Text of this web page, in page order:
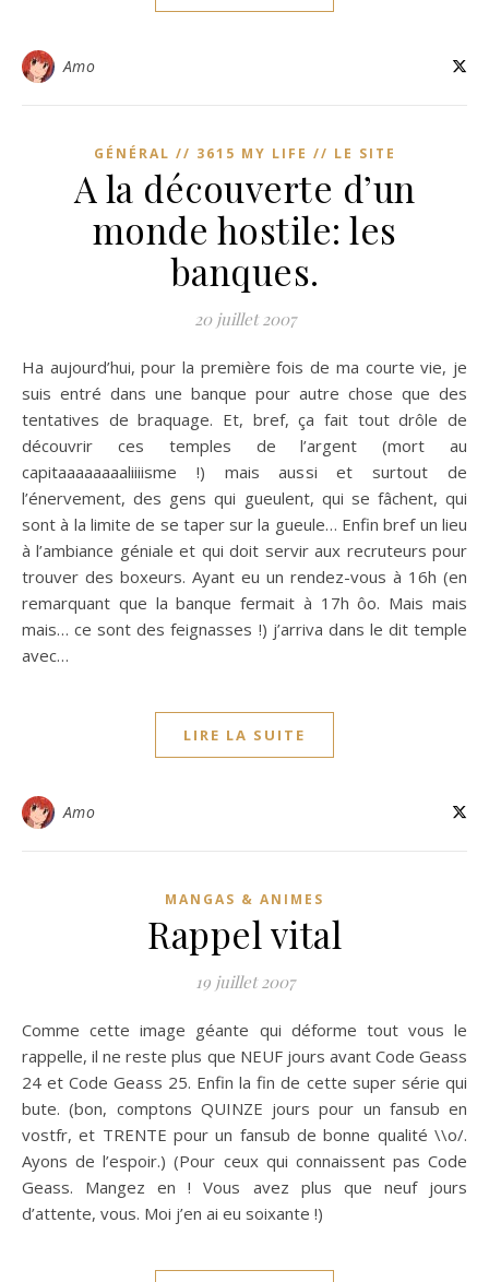
Amo
GÉNÉRAL // 3615 MY LIFE // LE SITE
A la découverte d’un
monde hostile: les
banques.
20 juillet 2007
Ha aujourd’hui, pour la première fois de ma courte vie, je
suis entré dans une banque pour autre chose que des
tentatives de braquage. Et, bref, ça fait tout drôle de
découvrir ces temples de l’argent (mort au
capitaaaaaaaaliiiisme !) mais aussi et surtout de
l’énervement, des gens qui gueulent, qui se fâchent, qui
sont à la limite de se taper sur la gueule… Enfin bref un lieu
à l’ambiance géniale et qui doit servir aux recruteurs pour
trouver des boxeurs. Ayant eu un rendez-vous à 16h (en
remarquant que la banque fermait à 17h ôo. Mais mais
mais… ce sont des feignasses !) j’arriva dans le dit temple
avec…
LIRE LA SUITE
Amo
MANGAS & ANIMES
Rappel vital
19 juillet 2007
Comme cette image géante qui déforme tout vous le
rappelle, il ne reste plus que NEUF jours avant Code Geass
24 et Code Geass 25. Enfin la fin de cette super série qui
bute. (bon, comptons QUINZE jours pour un fansub en
vostfr, et TRENTE pour un fansub de bonne qualité \\o/.
Ayons de l’espoir.) (Pour ceux qui connaissent pas Code
Geass. Mangez en ! Vous avez plus que neuf jours
d’attente, vous. Moi j’en ai eu soixante !)